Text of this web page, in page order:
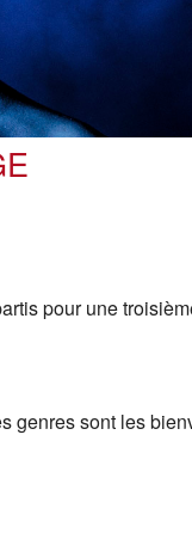
pour une
genres sont les